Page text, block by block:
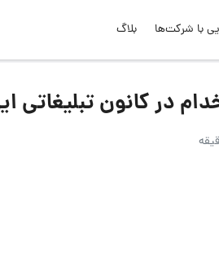
با شرکت‌ها بلاگ
کانون تبلیغاتی